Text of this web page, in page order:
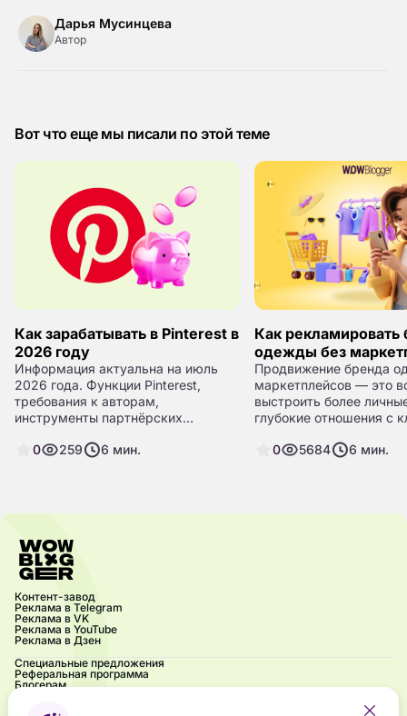
Дарья Мусинцева
Автор
Вот что еще мы писали по этой теме
Как зарабатывать в Pinterest в
2026 году
Информация актуальна на июль
2026 года. Функции Pinterest,
требования к авторам,
инструменты партнёрских
монетизации могут различаться по
Pinterest Business Help и правилами
программы.
0 259 6 мин.
Как рекламировать
одежды без
Продвижение бренда
маркетплейсов — это
выстроить более
глубокие отношения с
крупных площадок.
мы разберём ключевые
0 5684 6 мин.
Контент-завод
Реклама в Telegram
Реклама в VK
Реклама в YouTube
Реклама в Дзен
Специальные предложения
Реферальная программа
Блогерам